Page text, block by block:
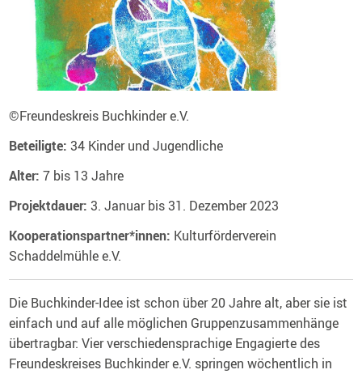
©Freundeskreis Buchkinder e.V.
Beteiligte: 34 Kinder und Jugendliche
Alter: 7 bis 13 Jahre
Projektdauer: 3. Januar bis 31. Dezember 2023
Kooperationspartner*innen: Kulturförderverein
Schaddelmühle e.V.
Die Buchkinder-Idee ist schon über 20 Jahre alt, aber sie ist
einfach und auf alle möglichen Gruppenzusammenhänge
übertragbar: Vier verschiedensprachige Engagierte des
Freundeskreises Buchkinder e.V. springen wöchentlich in